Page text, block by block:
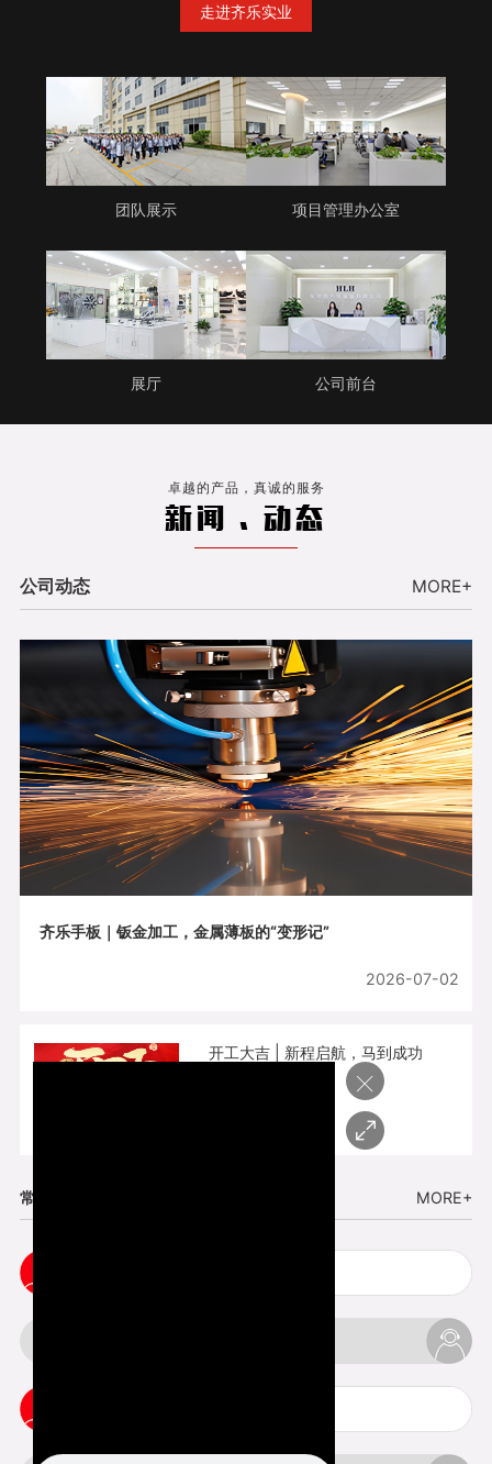
走进齐乐实业
团队展示 项目管理办公室
展厅 公司前台
卓越的产品，真诚的服务
新闻 . 动态
公司动态 MORE+
齐乐手板｜钣金加工，金属薄板的“变形记”
2026-07-02
开工大吉 | 新程启航，马到成功
常见问题 MORE+
×